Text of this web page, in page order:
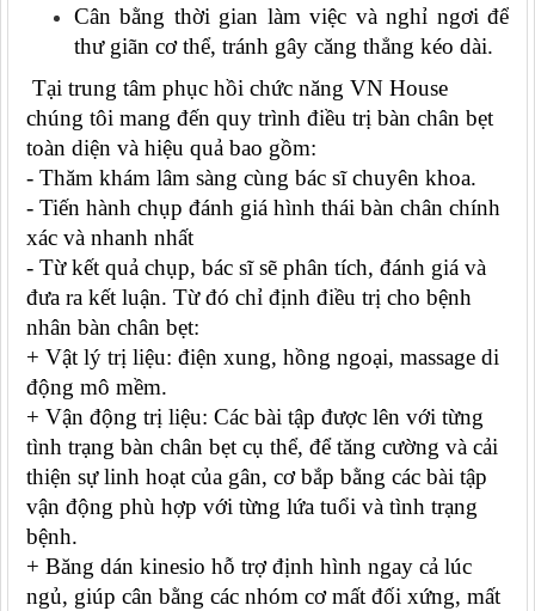
Cân bằng thời gian làm việc và nghỉ ngơi để
thư giãn cơ thể, tránh gây căng thẳng kéo dài.
Tại trung tâm phục hồi chức năng VN House
chúng tôi mang đến quy trình điều trị bàn chân bẹt
toàn diện và hiệu quả bao gồm:
- Thăm khám lâm sàng cùng bác sĩ chuyên khoa.
- Tiến hành chụp đánh giá hình thái bàn chân chính
xác và nhanh nhất
- Từ kết quả chụp, bác sĩ sẽ phân tích, đánh giá và
đưa ra kết luận. Từ đó chỉ định điều trị cho bệnh
nhân bàn chân bẹt:
+ Vật lý trị liệu: điện xung, hồng ngoại, massage di
động mô mềm.
+ Vận động trị liệu: Các bài tập được lên với từng
tình trạng bàn chân bẹt cụ thể, để tăng cường và cải
thiện sự linh hoạt của gân, cơ bắp bằng các bài tập
vận động phù hợp với từng lứa tuổi và tình trạng
bệnh.
+ Băng dán kinesio hỗ trợ định hình ngay cả lúc
ngủ, giúp cân bằng các nhóm cơ mất đối xứng, mất